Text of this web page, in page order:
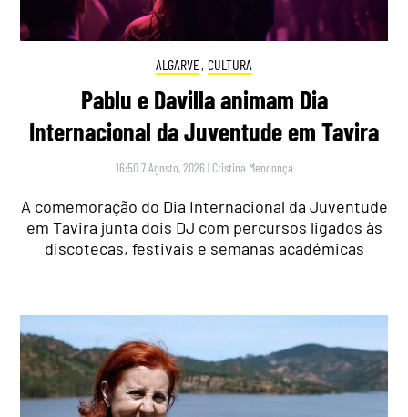
ALGARVE, CULTURA
Pablu e Davilla animam Dia
Internacional da Juventude em Tavira
16:50 7 Agosto, 2026 | Cristina Mendonça
A comemoração do Dia Internacional da Juventude
em Tavira junta dois DJ com percursos ligados às
discotecas, festivais e semanas académicas